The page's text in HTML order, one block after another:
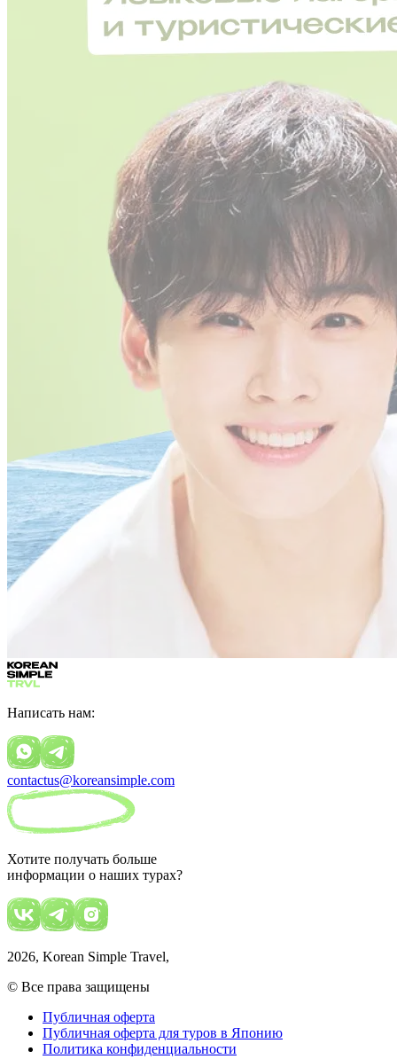
Написать нам:
contactus@koreansimple.com
Хотите получать больше
информации о наших турах?
2026, Korean Simple Travel,
© Все права защищены
Публичная оферта
Публичная оферта для туров в Японию
Политика конфиденциальности